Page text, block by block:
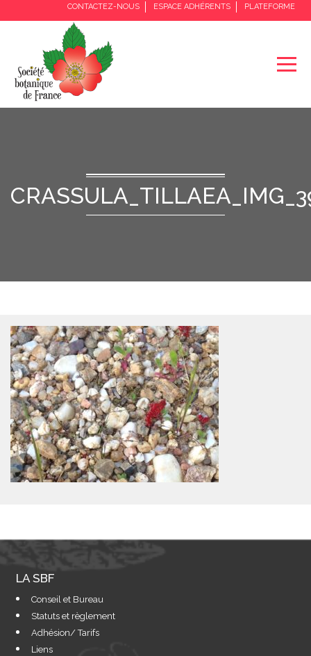
CONTACTEZ-NOUS ESPACE ADHÉRENTS PLATEFORME
LA SBF
Conseil et Bureau
Statuts et règlement
Adhésion/ Tarifs
Liens